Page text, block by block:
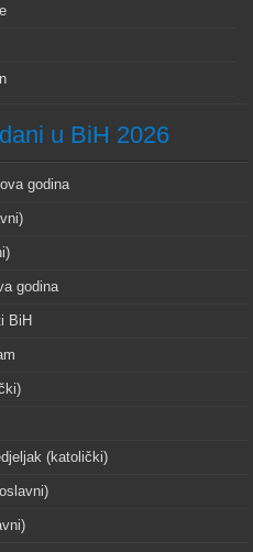
u BiH 2026
godina
godina
BiH
(katolički)